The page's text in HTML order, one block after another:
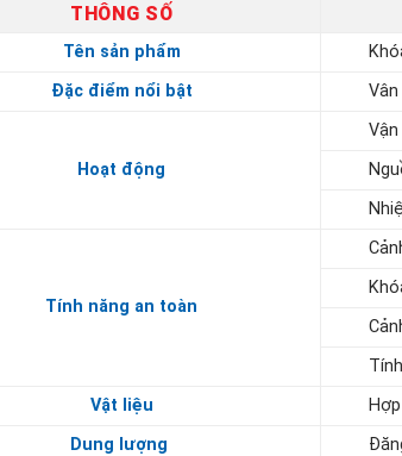
THÔNG SỐ
Tên sản phẩm
Đặc điểm nổi bật
Hoạt động
Tính năng an toàn
Vật liệu
Dung lượng